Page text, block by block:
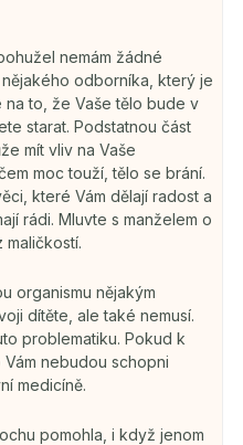
nemám žádné
odborníka, který je
na to, že Vaše tělo bude v
starat. Podstatnou část
mít vliv na Vaše
moc touží, tělo se brání.
které Vám dělají radost a
rádi. Mluvte s manželem o
maličkostí.
organismu nějakým
dítěte, ale také nemusí.
problematiku. Pokud k
nebudou schopni
medicíně.
pomohla, i když jenom